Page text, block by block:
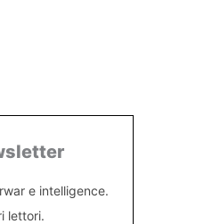
e intelligence.
lettori.